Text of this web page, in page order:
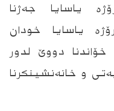
یاسایا جه‌ژنا
یاسایا خودان
دووێ لدور
و خانه‌نشینكرنا